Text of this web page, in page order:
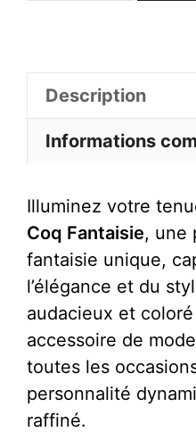
Description
Informations
Illuminez votre
Coq Fantaisie, une
fantaisie unique,
l’élégance et du
audacieux et
accessoire de
toutes les
personnalité
raffiné.